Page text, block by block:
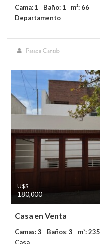
Cama: 1 Baño: 1
m²: 66
Departamento
Parada Cantilo
U$S
180,000
Casa en Venta
Camas: 3 Baños: 3
m²: 235
Casa